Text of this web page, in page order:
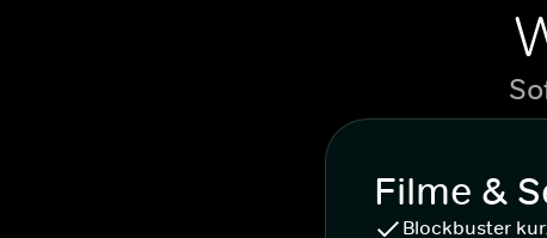
Filme &
Blockbuster